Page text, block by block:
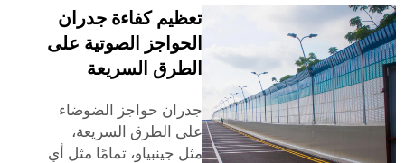
تعظيم كفاءة جدران
الحواجز الصوتية على
الطرق السريعة
جدران حواجز الضوضاء
على الطرق السريعة،
مثل جينبياو، تمامًا مثل أي